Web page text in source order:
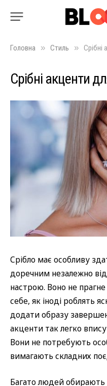
Головна » Стиль » Срібні
Срібні акценти
Срібло має особливу
доречним незалежно
настрою. Воно не
себе, як іноді роблять
додати образу
акценти так легко
Вони не потребують
вимагають складних
Багато людей обирають